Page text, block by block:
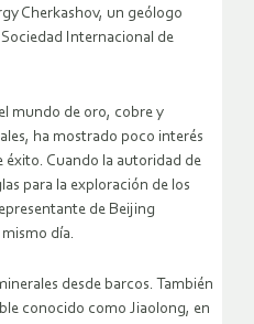
Cherkashov, un geólogo
Internacional de
mundo de oro, cobre y
ha mostrado poco interés
éxito. Cuando la autoridad de
para la exploración de los
de Beijing
día.
desde barcos. También
conocido como Jiaolong, en